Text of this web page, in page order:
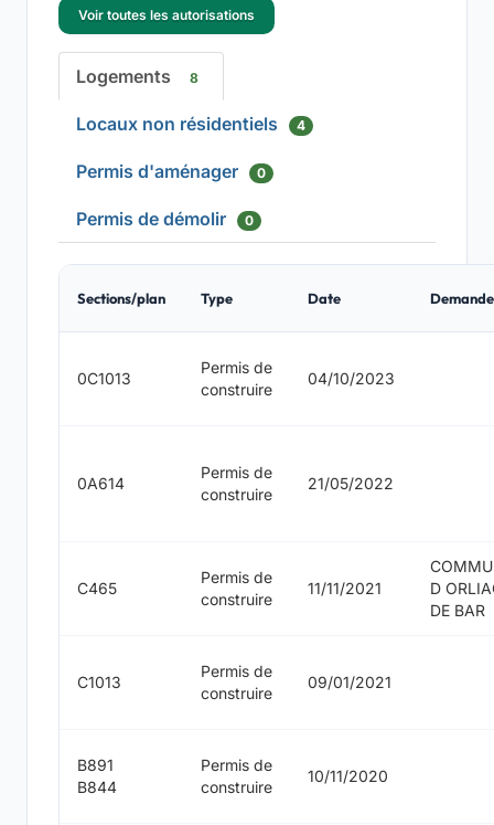
Voir toutes les autorisations
Logements 8
Locaux non résidentiels 4
Permis d'aménager 0
Permis de démolir 0
Sections/plan Type Date
0C1013
Permis de
construire
04/10/2023
0A614
Permis de
construire
21/05/2022
C465
Permis de
construire
11/11/2021
D
DE BAR
C1013
Permis de
construire
09/01/2021
B891
B844
Permis de
construire
10/11/2020